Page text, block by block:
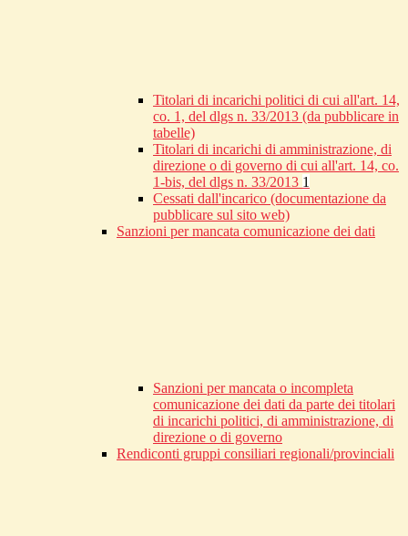
Titolari di incarichi politici di cui all'art. 14,
co. 1, del dlgs n. 33/2013 (da pubblicare in
tabelle)
Titolari di incarichi di amministrazione, di
direzione o di governo di cui all'art. 14, co.
1-bis, del dlgs n. 33/2013 1
Cessati dall'incarico (documentazione da
pubblicare sul sito web)
Sanzioni per mancata comunicazione dei dati
Sanzioni per mancata o incompleta
comunicazione dei dati da parte dei titolari
di incarichi politici, di amministrazione, di
direzione o di governo
Rendiconti gruppi consiliari regionali/provinciali